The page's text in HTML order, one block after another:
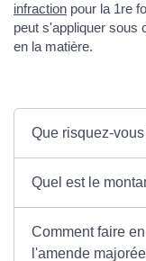
infraction pour la 1re
peut s'appliquer sous
en la matière.
Que risquez-
Quel est le
Comment faire
l'amende